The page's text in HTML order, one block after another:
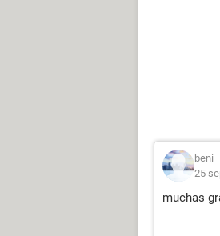
beni
25
muchas